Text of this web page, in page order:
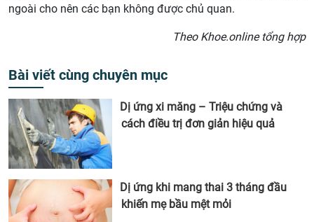
ngoài cho nên các bạn không được chủ quan.
Theo Khoe.online tổng hợp
Bài viết cùng chuyên mục
Dị ứng xi măng – Triệu chứng và
cách điều trị đơn giản hiệu quả
Dị ứng khi mang thai 3 tháng đầu
khiến mẹ bầu mệt mỏi